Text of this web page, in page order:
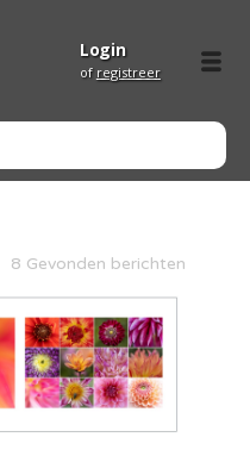
Login
of registreer
8 Gevonden berichten